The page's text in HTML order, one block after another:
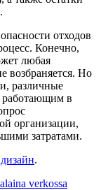
отходов
Конечно,
любая
возбраняется. Но
различные
работающим в
организации,
затратами.
.
verkossa